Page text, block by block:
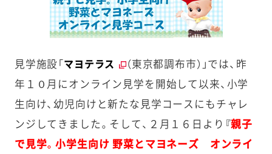
見学施設「マヨテラス
（東京都調布市）」では、昨
年１０月にオンライン見学を開始して以来、小学
生向け、幼児向けと新たな見学コースにもチャレ
ンジしてきました。そして、２月１６日より 『親子
で見学。小学生向け 野菜とマヨネーズ オンライ